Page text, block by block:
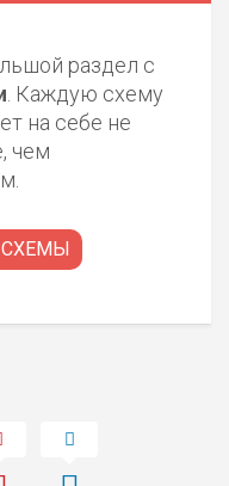
раздел с
. Каждую схему
на себе не
чем